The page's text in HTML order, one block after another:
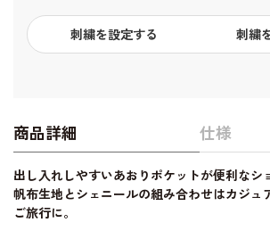
刺繍を設定する 刺繍
商品詳細 仕様
出し入れしやすいあおりポケットが便利なシ
帆布生地とシェニールの組み合わせはカジュ
ご旅行に。